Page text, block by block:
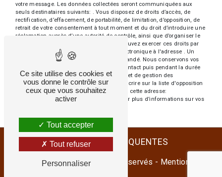
votre message. Les données collectées seront communiquées aux
seuls destinataires suivants: . Vous disposez de droits d’accès, de
rectification, d’effacement, de portabilité, de limitation, d’opposition, de
retrait de votre consentement à tout moment et du droit d’introduire une
réclamation auprès d’une autorité de contrôle, ainsi que d’organiser le
sort de vos données post-mortem. Vous pouvez exercer ces droits par
voie postale à l'adresse ou par courrier électronique à l'adresse . Un
justificatif d'identité pourra vous être demandé. Nous conservons vos
données pendant la période de prise de contact puis pendant la durée
de prescription légale aux fins probatoires et de gestion des
contentieux. Vous avez le droit de vous inscrire sur la liste d'opposition
au démarchage téléphonique, disponible à cette adresse:
. Consultez le site cnil.fr pour plus d’informations sur vos
RECHERCHES FRÉQUENTES
Vistalid- 2026 - Tous droits réservés - Mentions
Ce site utilise des cookies et
vous donne le contrôle sur
ceux que vous souhaitez
activer
Tout accepter
Tout refuser
Personnaliser